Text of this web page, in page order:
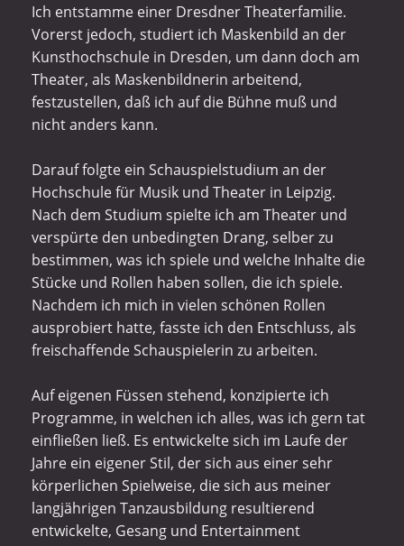
Ich entstamme einer Dresdner Theaterfamilie.
Vorerst jedoch, studiert ich Maskenbild an der
Kunsthochschule in Dresden, um dann doch am
Theater, als Maskenbildnerin arbeitend,
festzustellen, daß ich auf die Bühne muß und
nicht anders kann.
Darauf folgte ein Schauspielstudium an der
Hochschule für Musik und Theater in Leipzig.
Nach dem Studium spielte ich am Theater und
verspürte den unbedingten Drang, selber zu
bestimmen, was ich spiele und welche Inhalte die
Stücke und Rollen haben sollen, die ich spiele.
Nachdem ich mich in vielen schönen Rollen
ausprobiert hatte, fasste ich den Entschluss, als
freischaffende Schauspielerin zu arbeiten.
Auf eigenen Füssen stehend, konzipierte ich
Programme, in welchen ich alles, was ich gern tat
einfließen ließ. Es entwickelte sich im Laufe der
Jahre ein eigener Stil, der sich aus einer sehr
körperlichen Spielweise, die sich aus meiner
langjährigen Tanzausbildung resultierend
entwickelte, Gesang und Entertainment